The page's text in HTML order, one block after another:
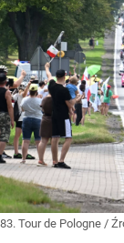
83. Tour de Pologne /